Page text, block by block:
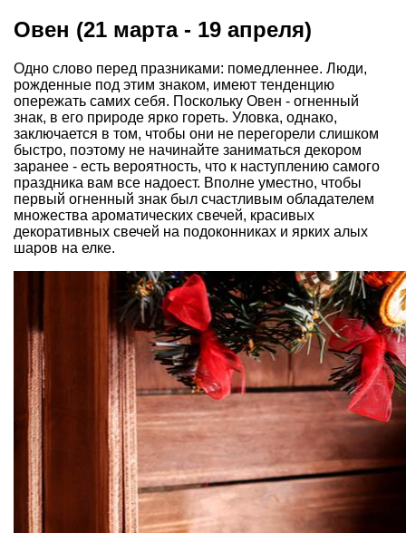
Овен (21 марта - 19 апреля)
Одно слово перед празниками: помедленнее. Люди,
рожденные под этим знаком, имеют тенденцию
опережать самих себя. Поскольку Овен - огненный
знак, в его природе ярко гореть. Уловка, однако,
заключается в том, чтобы они не перегорели слишком
быстро, поэтому не начинайте заниматься декором
заранее - есть вероятность, что к наступлению самого
праздника вам все надоест. Вполне уместно, чтобы
первый огненный знак был счастливым обладателем
множества ароматических свечей, красивых
декоративных свечей на подоконниках и ярких алых
шаров на елке.